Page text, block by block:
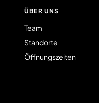
ÜBER UNS
Team
Standorte
Öffnungszeiten